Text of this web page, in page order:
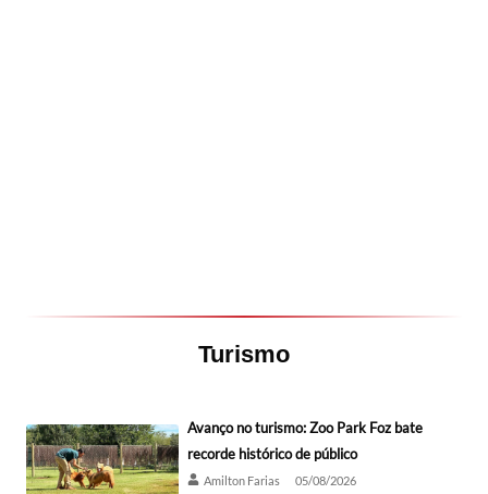
Turismo
Avanço no turismo: Zoo Park Foz bate
recorde histórico de público
Amilton Farias 05/08/2026